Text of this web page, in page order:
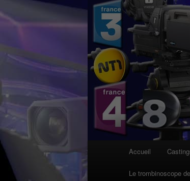
Accueil
Le trombinoscope